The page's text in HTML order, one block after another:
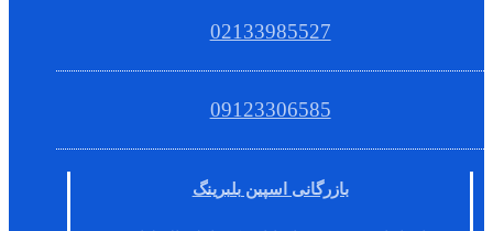
02133985527
09123306585
بازرگانی اسپین بلبرینگ